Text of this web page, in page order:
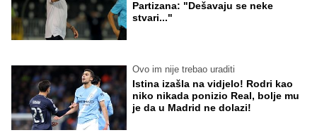
Partizana: "Dešavaju se neke
stvari..."
Ovo im nije trebao uraditi
Istina izašla na vidjelo! Rodri kao
niko nikada ponizio Real, bolje mu
je da u Madrid ne dolazi!